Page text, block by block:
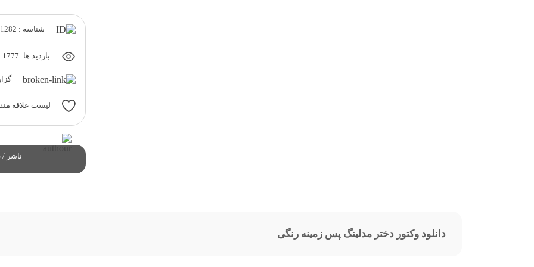
شناسه : 1282
بازدید ها: 1777
لیست علاقه
ناشر
دانلود وکتور دختر مدلینگ پس زمینه رنگی